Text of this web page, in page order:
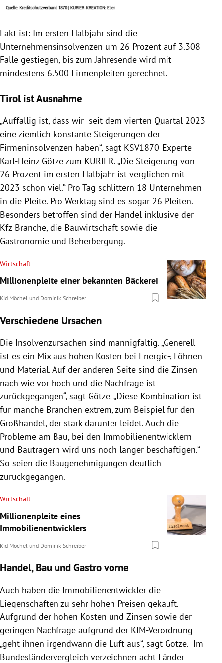
Fakt ist: Im ersten Halbjahr sind die
Unternehmensinsolvenzen um 26 Prozent auf 3.308
Fälle gestiegen, bis zum Jahresende wird mit
mindestens 6.500 Firmenpleiten gerechnet.
Tirol ist Ausnahme
„Auffällig ist, dass wir seit dem vierten Quartal 2023
eine ziemlich konstante Steigerungen der
Firmeninsolvenzen haben“, sagt KSV1870-Experte
Karl-Heinz Götze zum KURIER. „Die Steigerung von
26 Prozent im ersten Halbjahr ist verglichen mit
2023 schon viel.“ Pro Tag schlittern 18 Unternehmen
in die Pleite. Pro Werktag sind es sogar 26 Pleiten.
Besonders betroffen sind der Handel inklusive der
Kfz-Branche, die Bauwirtschaft sowie die
Gastronomie und Beherbergung.
Wirtschaft
Millionenpleite einer bekannten Bäckerei
Kid Möchel und Dominik Schreiber
Verschiedene Ursachen
Die Insolvenzursachen sind mannigfaltig. „Generell
ist es ein Mix aus hohen Kosten bei Energie-, Löhnen
und Material. Auf der anderen Seite sind die Zinsen
nach wie vor hoch und die Nachfrage ist
zurückgegangen“, sagt Götze. „Diese Kombination ist
für manche Branchen extrem, zum Beispiel für den
Großhandel, der stark darunter leidet. Auch die
Probleme am Bau, bei den Immobilienentwicklern
und Bauträgern wird uns noch länger beschäftigen.“
So seien die Baugenehmigungen deutlich
zurückgegangen.
Wirtschaft
Millionenpleite eines
Immobilienentwicklers
Kid Möchel und Dominik Schreiber
Handel, Bau und Gastro vorne
Auch haben die Immobilienentwickler die
Liegenschaften zu sehr hohen Preisen gekauft.
Aufgrund der hohen Kosten und Zinsen sowie der
geringen Nachfrage aufgrund der KIM-Verordnung
„geht ihnen irgendwann die Luft aus“, sagt Götze. Im
Bundesländervergleich verzeichnen acht Länder